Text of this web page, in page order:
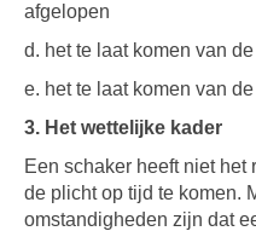
afgelopen
d. het te laat komen van
e. het te laat komen van
3. Het wettelijke kader
Een schaker heeft niet het
de plicht op tijd te komen.
omstandigheden zijn dat